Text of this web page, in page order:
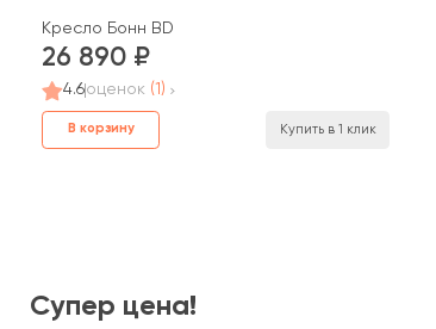
Кресло Бонн BD
26 890
4.6оценок (1)
В корзину Купить в 1 клик
Супер цена!